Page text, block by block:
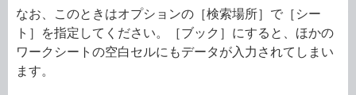
なお、このときはオプションの［検索場所］で［シー
ト］を指定してください。［ブック］にすると、ほかの
ワークシートの空白セルにもデータが入力されてしまい
ます。